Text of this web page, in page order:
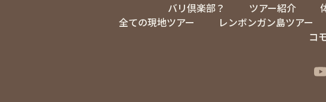
バリ倶楽部？ ツアー紹介
全ての現地ツアー
レンボンガン島ツアー
コ